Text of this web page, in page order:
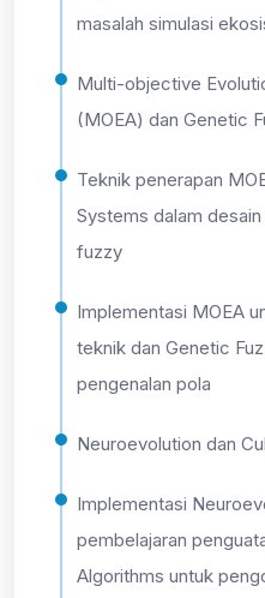
masalah simulasi
Multi-objective
(MOEA) dan Genetic
Teknik penerapan
Systems dalam
fuzzy
Implementasi MOEA
teknik dan Genetic
pengenalan pola
Neuroevolution dan
Implementasi
pembelajaran
Algorithms untuk